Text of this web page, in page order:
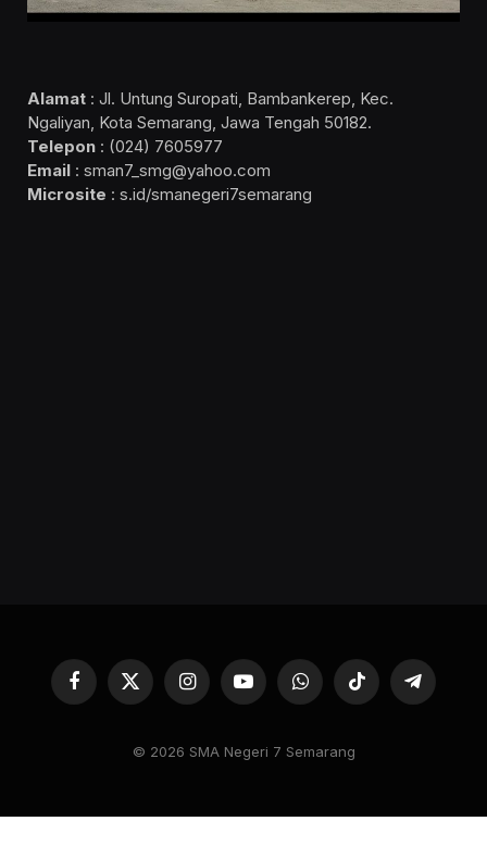
Alamat : Jl. Untung Suropati, Bambankerep, Kec.
Ngaliyan, Kota Semarang, Jawa Tengah 50182.
Telepon : (024) 7605977
Email : sman7_smg@yahoo.com
Microsite : s.id/smanegeri7semarang
Facebook
X
(Twitter)
InstagramYouTubeWhatsAppTikTok Telegram
© 2026 SMA Negeri 7 Semarang